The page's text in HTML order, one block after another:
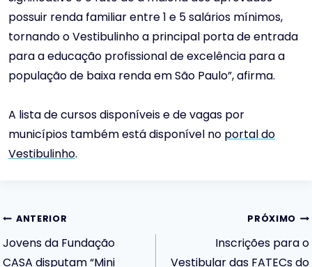
possuir renda familiar entre 1 e 5 salários mínimos,
tornando o Vestibulinho a principal porta de entrada
para a educação profissional de excelência para a
população de baixa renda em São Paulo”, afirma.
A lista de cursos disponíveis e de vagas por
municípios também está disponível no portal do
Vestibulinho.
Navegação
ANTERIOR
Jovens da Fundação
CASA disputam “Mini
PRÓXIMO
Inscrições para o
Vestibular das FATECs do